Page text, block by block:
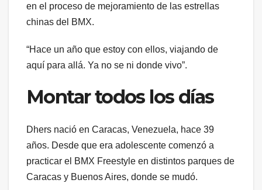
en el proceso de mejoramiento de las estrellas
chinas del BMX.
“Hace un año que estoy con ellos, viajando de
aquí para allá. Ya no se ni donde vivo”.
Montar todos los días
Dhers nació en Caracas, Venezuela, hace 39
años. Desde que era adolescente comenzó a
practicar el BMX Freestyle en distintos parques de
Caracas y Buenos Aires, donde se mudó.